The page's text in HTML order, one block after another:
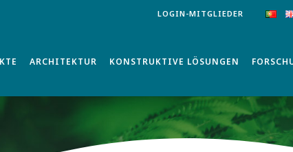
LOGIN-MITGLIEDER
ARCHITEKTUR KONSTRUKTIVE LÖSUNGEN